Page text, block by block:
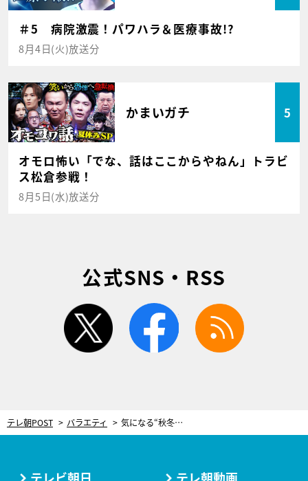
＃5 病院激震！パワハラ＆医療事故!?
8月4日(火)放送分
かまいガチ 5
オモロ怖い「でな、話はここからやねん」トラビ
ス松倉参戦！
8月5日(水)放送分
公式SNS・RSS
twitter facebook
テレ朝POST バラエティ 気になる“秋冬ニットのお腹周り”も解消！お風呂でできる「ながら腹筋エクササイズ」